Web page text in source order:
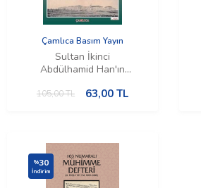
Çamlıca Basım Yayın
Sultan İkinci
Abdülhamid Han'ın
105,00TL 63,00TL
%30
İndirim